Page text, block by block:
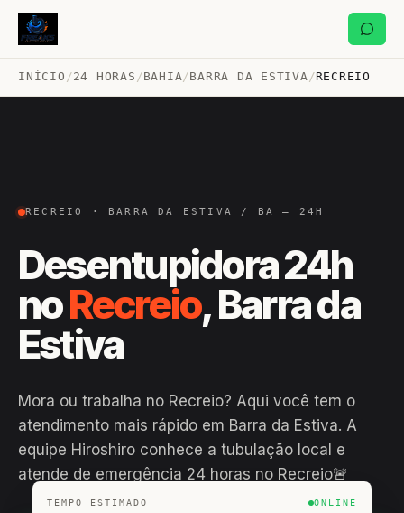
INÍCIO /24 HORAS /BAHIA/BARRA DA ESTIVA /RECREIO
RECREIO · BARRA DA ESTIVA / BA — 24H
Desentupidora 24h
noRecreio, Barra da
Estiva
Mora ou trabalha no Recreio? Aqui você tem o
atendimento mais rápido em Barra da Estiva. A
equipe Hiroshiro conhece a tubulação local e
atende de emergência 24 horas no Recreio🚨
TEMPO ESTIMADO ONLINE